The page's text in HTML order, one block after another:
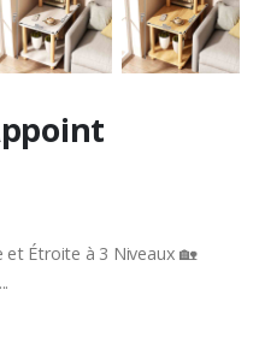
et Étroite à 3 Niveaux 🏡